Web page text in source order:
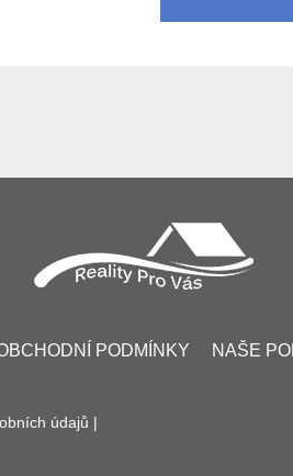
PODMÍNKY NAŠE
údajů |